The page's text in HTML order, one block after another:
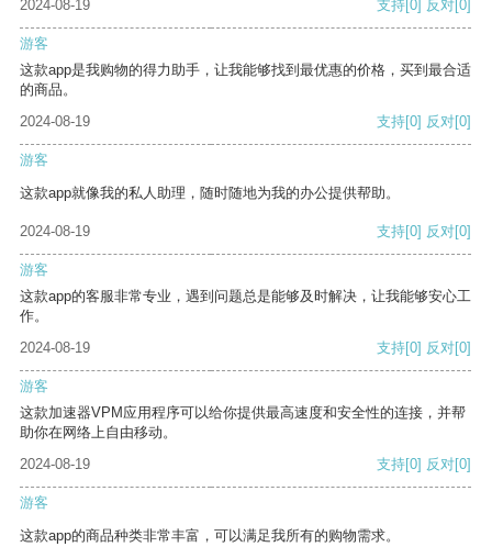
2024-08-19
支持[0] 反对[0]
游客
这款app是我购物的得力助手，让我能够找到最优惠的价格，买到最合适
的商品。
2024-08-19
支持[0] 反对[0]
游客
这款app就像我的私人助理，随时随地为我的办公提供帮助。
2024-08-19 支持[0] 反对[0]
游客
这款app的客服非常专业，遇到问题总是能够及时解决，让我能够安心工
作。
2024-08-19
支持[0] 反对[0]
游客
这款加速器VPM应用程序可以给你提供最高速度和安全性的连接，并帮
助你在网络上自由移动。
2024-08-19
支持[0] 反对[0]
游客
这款app的商品种类非常丰富，可以满足我所有的购物需求。